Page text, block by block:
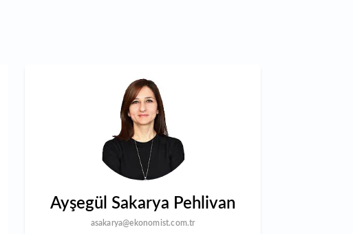
Ayşegül Sakarya Pehlivan
asakarya@ekonomist.com.tr